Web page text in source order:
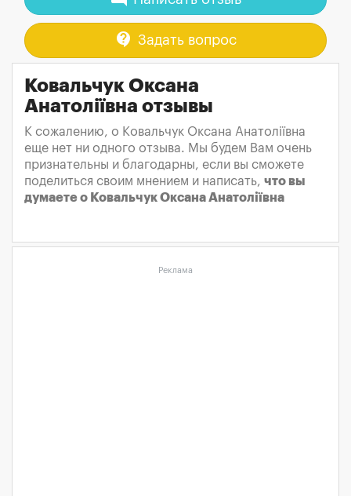
contact_support Задать вопрос
Ковальчук Оксана
Анатоліївна отзывы
К сожалению, о Ковальчук Оксана Анатоліївна
еще нет ни одного отзыва. Мы будем Вам очень
признательны и благодарны, если вы сможете
поделиться своим мнением и написать, что вы
думаете о Ковальчук Оксана Анатоліївна
Реклама